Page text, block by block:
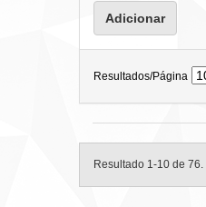
Resultados/Página
Resultado 1-10 de 76.